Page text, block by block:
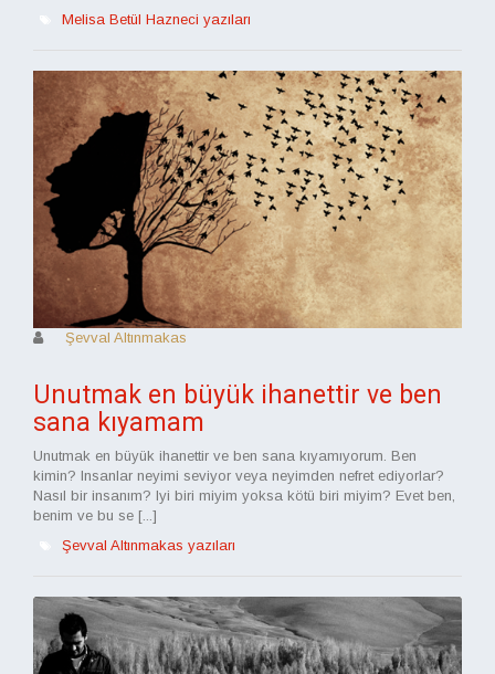
Melisa Betül Hazneci yazıları
Şevval Altınmakas
Unutmak en büyük ihanettir ve ben
sana kıyamam
Unutmak en büyük ihanettir ve ben sana kıyamıyorum. Ben
kimin? Insanlar neyimi seviyor veya neyimden nefret ediyorlar?
Nasıl bir insanım? Iyi biri miyim yoksa kötü biri miyim? Evet ben,
benim ve bu se [...]
Şevval Altınmakas yazıları